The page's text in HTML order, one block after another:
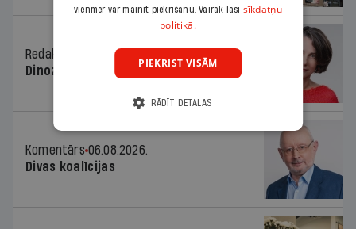
Redaktores sleja
06.08.2026.
Dinozaura triks
Komentārs 06.08.2026.
Divas koalīcijas
vienmēr var mainīt piekrišanu. Vairāk lasi sīkdatņu
politikā.
PIEKRIST VISĀM
RĀDĪT DETAĻAS